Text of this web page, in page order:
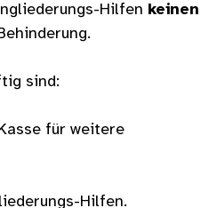
Hilfen keinen
sind:
für weitere
Hilfen.